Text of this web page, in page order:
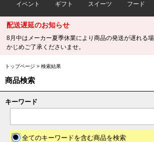
イベント ギフト スイーツ フード
配送遅延のお知らせ
8月中はメーカー夏季休業により商品の発送が遅れる
かじめご了承くださいませ。
トップページ > 検索結果
商品検索
キーワード
全てのキーワードを含む商品を検索